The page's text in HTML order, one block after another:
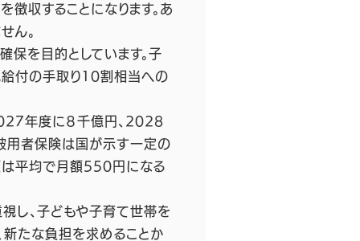
徴収することになります。あ
ん。
保を目的としています。子
給付の手取り10割相当への
年度に８千億円、2028
用者保険は国が示す一定の
は平均で月額550円になる
し、子どもや子育て世帯を
新たな負担を求めることか